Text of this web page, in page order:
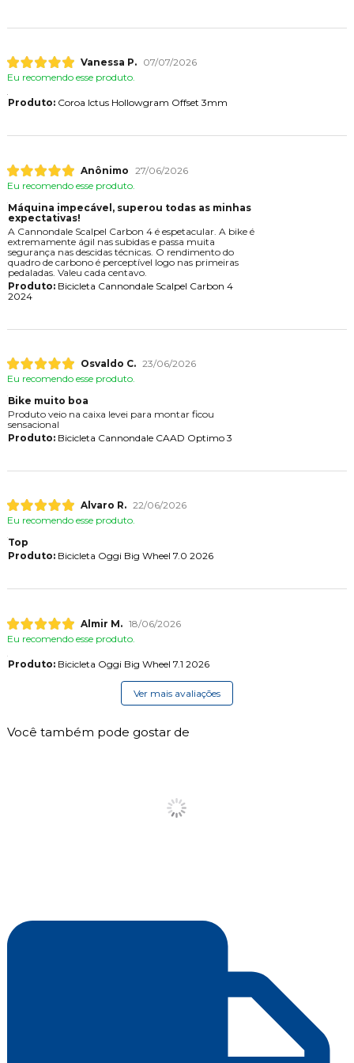
Vanessa P.
07/07/2026
Eu recomendo esse produto.
Produto:Coroa Ictus Hollowgram Offset 3mm
Anônimo 27/06/2026
Eu recomendo esse produto.
Máquina impecável, superou todas as minhas
expectativas!
A Cannondale Scalpel Carbon 4 é espetacular. A bike é
extremamente ágil nas subidas e passa muita
segurança nas descidas técnicas. O rendimento do
quadro de carbono é perceptível logo nas primeiras
pedaladas. Valeu cada centavo.
Produto:Bicicleta Cannondale Scalpel Carbon 4
2024
Osvaldo C. 23/06/2026
Eu recomendo esse produto.
Bike muito boa
Produto veio na caixa levei para montar ficou
sensacional
Produto:Bicicleta Cannondale CAAD Optimo 3
Alvaro R. 22/06/2026
Eu recomendo esse produto.
Top
Produto:Bicicleta Oggi Big Wheel 7.0 2026
Almir M. 18/06/2026
Eu recomendo esse produto.
Produto:Bicicleta Oggi Big Wheel 7.1 2026
Ver mais avaliações
Você também pode gostar de